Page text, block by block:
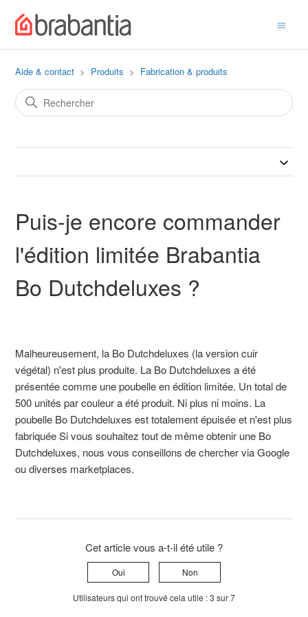
Aide & contact Produits Fabrication & produits
Puis-je encore commander
l'édition limitée Brabantia
Bo Dutchdeluxes ?
Malheureusement, la Bo Dutchdeluxes (la version cuir
végétal) n'est plus produite. La Bo Dutchdeluxes a été
présentée comme une poubelle en édition limitée. Un total de
500 unités par couleur a été produit. Ni plus ni moins. La
poubelle Bo Dutchdeluxes est totalement épuisée et n'est plus
fabriquée Si vous souhaitez tout de même obtenir une Bo
Dutchdeluxes, nous vous conseillons de chercher via Google
ou diverses marketplaces.
Cet article vous a-t-il été utile ?
Oui Non
Utilisateurs qui ont trouvé cela utile : 3 sur 7